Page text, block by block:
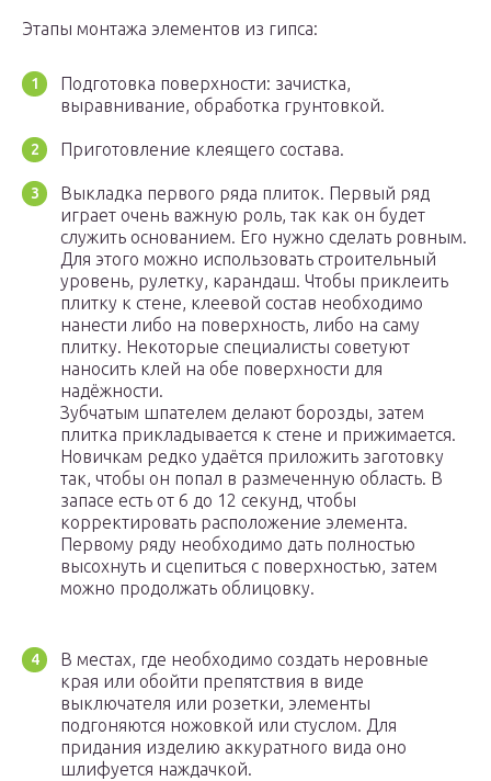
Этапы монтажа элементов из гипса:
Подготовка поверхности: зачистка,
выравнивание, обработка грунтовкой.
Приготовление клеящего состава.
Выкладка первого ряда плиток. Первый ряд
играет очень важную роль, так как он будет
служить основанием. Его нужно сделать ровным.
Для этого можно использовать строительный
уровень, рулетку, карандаш. Чтобы приклеить
плитку к стене, клеевой состав необходимо
нанести либо на поверхность, либо на саму
плитку. Некоторые специалисты советуют
наносить клей на обе поверхности для
надёжности.
Зубчатым шпателем делают борозды, затем
плитка прикладывается к стене и прижимается.
Новичкам редко удаётся приложить заготовку
так, чтобы он попал в размеченную область. В
запасе есть от 6 до 12 секунд, чтобы
корректировать расположение элемента.
Первому ряду необходимо дать полностью
высохнуть и сцепиться с поверхностью, затем
можно продолжать облицовку.
В местах, где необходимо создать неровные
края или обойти препятствия в виде
выключателя или розетки, элементы
подгоняются ножовкой или стуслом. Для
придания изделию аккуратного вида оно
шлифуется наждачкой.